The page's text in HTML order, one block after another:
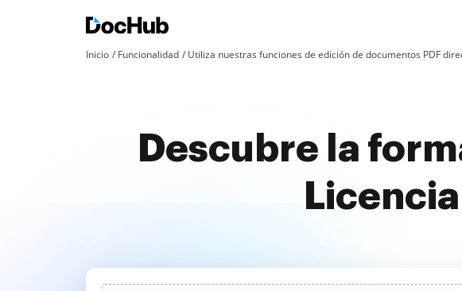
Inicio Funcionalidad Utiliza nuestras funciones de edición de documentos PDF
Descubre la